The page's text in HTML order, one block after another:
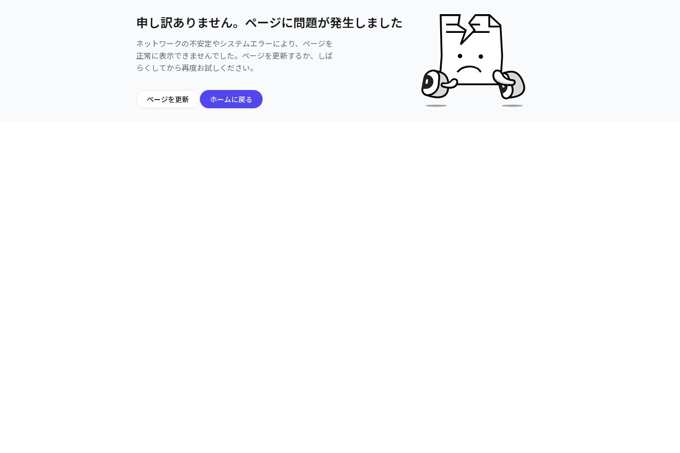
申し訳ありません。ページに問題が発生しました
ネットワークの不安定やシステムエラーにより、ページを
正常に表示できませんでした。ページを更新するか、しば
らくしてから再度お試しください。
ページを更新 ホームに戻る